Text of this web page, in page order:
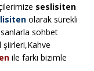
seslisiten
olarak sürekli
sohbet
ile farkı bizimle